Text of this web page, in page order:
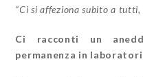
“Ci si affeziona subito a
Ci racconti un
permanenza in